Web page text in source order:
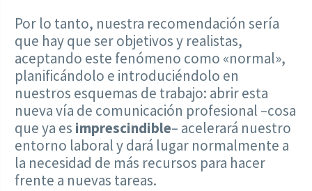
Por lo tanto, nuestra recomendación sería
que hay que ser objetivos y realistas,
aceptando este fenómeno como «normal»,
planificándolo e introduciéndolo en
nuestros esquemas de trabajo: abrir esta
nueva vía de comunicación profesional –cosa
que ya es imprescindible– acelerará nuestro
entorno laboral y dará lugar normalmente a
la necesidad de más recursos para hacer
frente a nuevas tareas.